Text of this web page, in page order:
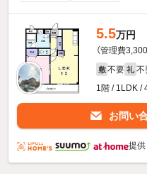
5.5万円
（管理費3,300
敷 不要 礼 不
1階 / 1LDK /
お問い
提供